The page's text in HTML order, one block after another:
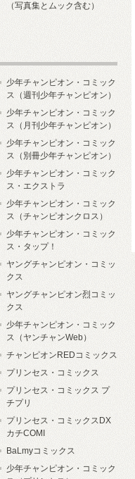
（写真集とムック含む）
少年チャンピオン・コミック
ス（週刊少年チャンピオン）
少年チャンピオン・コミック
ス（月刊少年チャンピオン）
少年チャンピオン・コミック
ス（別冊少年チャンピオン）
少年チャンピオン・コミック
ス・エクストラ
少年チャンピオン・コミック
ス（チャンピオンクロス）
少年チャンピオン・コミック
ス・タップ！
ヤングチャンピオン・コミッ
クス
ヤングチャンピオン烈コミッ
クス
少年チャンピオン・コミック
ス（ヤンチャンWeb）
チャンピオンREDコミックス
プリンセス・コミックス
プリンセス・コミックス プ
チプリ
プリンセス・コミックスDX
カチCOMI
BaLmyコミックス
少年チャンピオン・コミック